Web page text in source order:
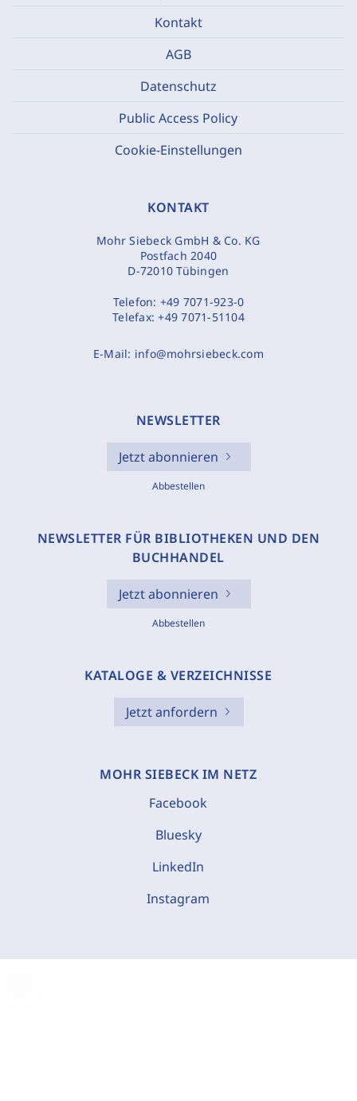
Kontakt
AGB
Datenschutz
Public Access Policy
Cookie-Einstellungen
KONTAKT
Mohr Siebeck GmbH & Co. KG
Postfach 2040
D-72010 Tübingen
Telefon: +49 7071-923-0
Telefax:+49 7071-51104
E-Mail: info@mohrsiebeck.com
NEWSLETTER
Jetzt abonnieren
Abbestellen
NEWSLETTER FÜR BIBLIOTHEKEN UND DEN
BUCHHANDEL
Jetzt abonnieren
Abbestellen
KATALOGE & VERZEICHNISSE
Jetzt anfordern
MOHR SIEBECK IM NETZ
Facebook
Bluesky
LinkedIn
Instagram